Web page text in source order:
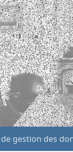
gestion des